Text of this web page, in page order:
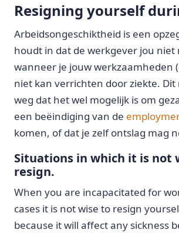
Resigning yourself
Arbeidsongeschiktheid is een
houdt in dat de werkgever jou niet
wanneer je jouw werkzaamheden
niet kan verrichten door ziekte.
weg dat het wel mogelijk is om
een beëindiging van de
komen, of dat je zelf ontslag mag
Situations in which it is not
resign.
When you are incapacitated for
cases it is not wise to resign
because it will affect any sickness